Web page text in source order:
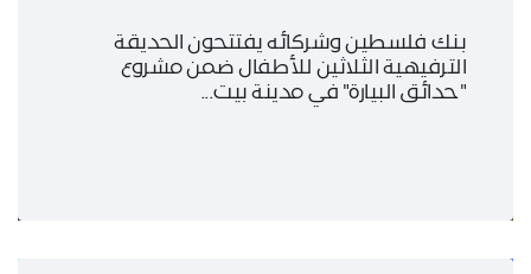
بنك فلسطين وشركائه يفتتحون الحديقة
الترفيهية الثلاثين للأطفال ضمن مشروع
"حدائق البيارة" في مدينة بيت...